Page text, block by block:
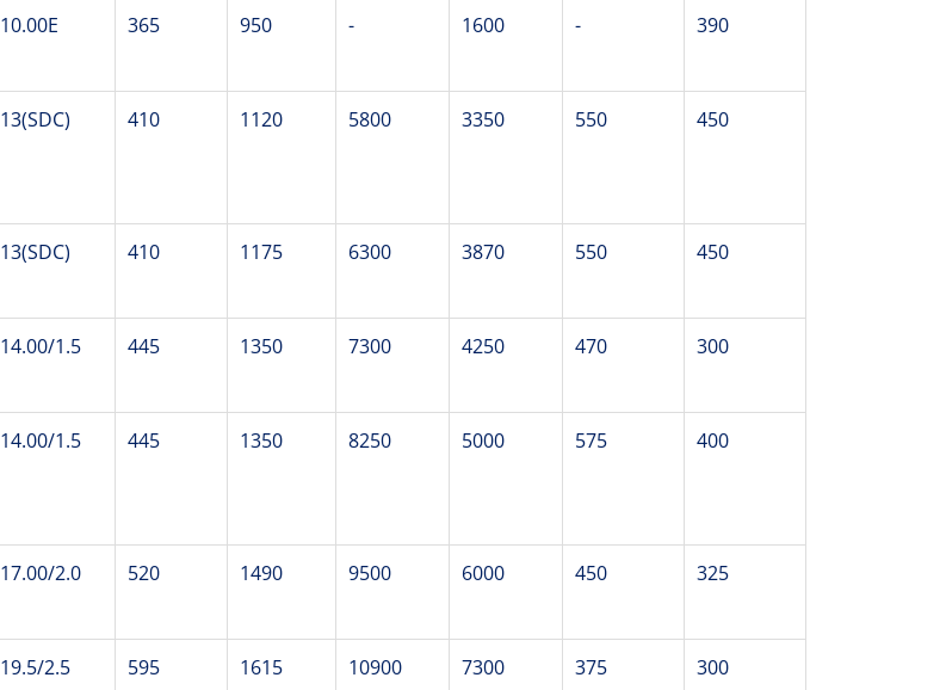
Standard
Section
(mm)
Overall
(mm)
(Kg)
10km/h
Max
(Kg)
50km/h
(Kpa)
10km/h
Max
(Kpa)
50km/h
10.00E 365 950 - 1600 - 390
13(SDC) 410 1120 5800 3350 550 450
13(SDC) 410 1175 6300 3870 550 450
14.00/1.5 445 1350 7300 4250 470 300
14.00/1.5 445 1350 8250 5000 575 400
17.00/2.0 520 1490 9500 6000 450 325
19.5/2.5 595 1615 10900 7300 375 300